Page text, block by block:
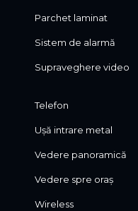
Parchet laminat
Sistem de alarmă
Supraveghere video
Telefon
Ușă intrare metal
Vedere panoramică
Vedere spre oraș
Wireless